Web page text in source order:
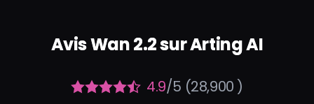
Avis Wan 2.2 sur Arting AI
4.9/5 (28,900 )